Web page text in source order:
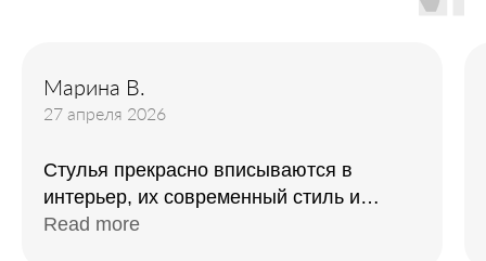
Марина В.
27 апреля 2026
Стулья прекрасно вписываются в
интерьер, их современный стиль и
элегантность сразу привлекли
Read more